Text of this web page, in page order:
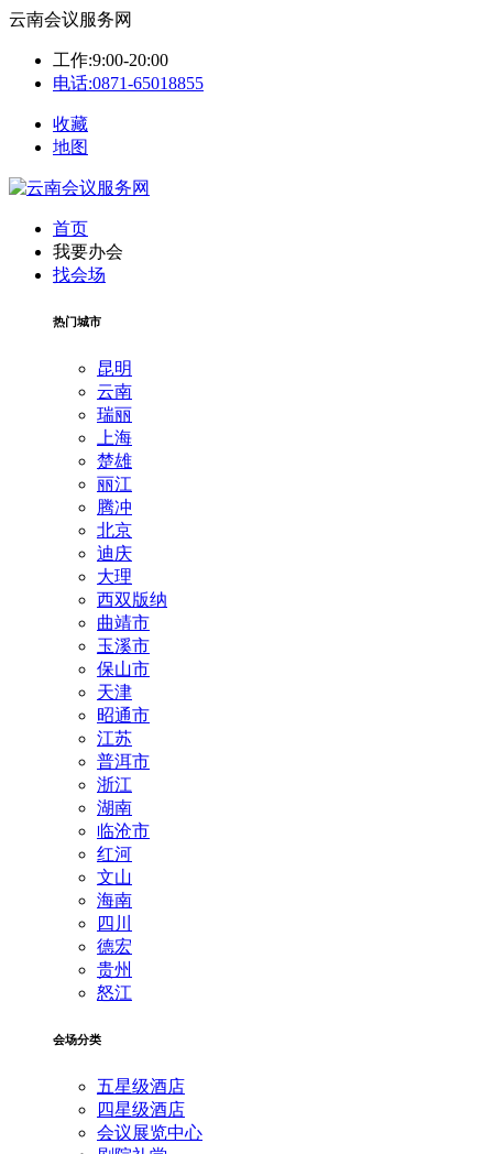
云南会议服务网
工作:9:00-20:00
电话:0871-65018855
收藏
地图
首页
我要办会
找会场
热门城市
昆明
云南
瑞丽
上海
楚雄
丽江
腾冲
北京
迪庆
大理
西双版纳
曲靖市
玉溪市
保山市
天津
昭通市
江苏
普洱市
浙江
湖南
临沧市
红河
文山
海南
四川
德宏
贵州
怒江
会场分类
五星级酒店
四星级酒店
会议展览中心